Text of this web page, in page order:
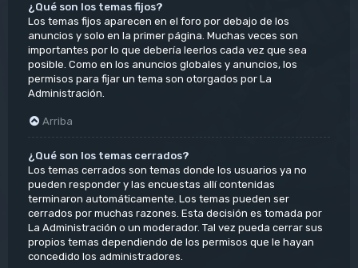
¿Qué son los temas fijos?
Los temas fijos aparecen en el foro por debajo de los
anuncios y solo en la primer página. Muchas veces son
importantes por lo que debería leerlos cada vez que sea
posible. Como en los anuncios globales y anuncios, los
permisos para fijar un tema son otorgados por La
Administración.
Arriba
¿Qué son los temas cerrados?
Los temas cerrados son temas donde los usuarios ya no
pueden responder y las encuestas allí contenidas
terminaron automáticamente. Los temas pueden ser
cerrados por muchas razones. Esta decisión es tomada por
La Administración o un moderador. Tal vez pueda cerrar sus
propios temas dependiendo de los permisos que le hayan
concedido los administradores.